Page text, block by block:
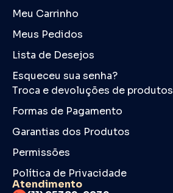
Meu Carrinho
Meus Pedidos
Lista de Desejos
Esqueceu sua senha?
Troca e devoluções de produtos
Formas de Pagamento
Garantias dos Produtos
Permissões
Política de Privacidade
Atendimento